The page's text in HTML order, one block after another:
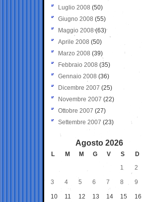
Luglio 2008 (50)
Giugno 2008 (55)
Maggio 2008(63)
Aprile 2008 (50)
Marzo 2008 (39)
Febbraio 2008 (35)
Gennaio 2008 (36)
Dicembre 2007 (25)
Novembre 2007 (22)
Ottobre 2007 (27)
Settembre 2007 (23)
Agosto 2026
L M M G V S
D
1
2
3 4 5 6 7 8 9
10 11 12 13 14 15 16